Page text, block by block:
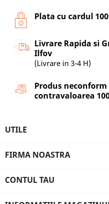
Plata cu cardul
Livrare Rapida si
Ilfov
(Livrare in 3-4 H)
Produs
contravaloarea
UTILE
FIRMA NOASTRA
CONTUL TAU